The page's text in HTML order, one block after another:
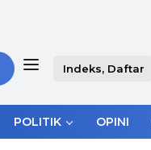
Indeks, Daftar
POLITIK OPINI